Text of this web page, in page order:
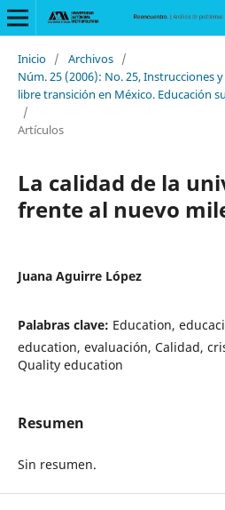
Inicio / Archivos /
Núm. 25 (2006): No. 25, Instrucciones
libre transición en México. Educación
/
Artículos
La calidad de la
frente al nuevo
Juana Aguirre López
Palabras clave: Education,
education, evaluación, Calidad,
Quality education
Resumen
Sin resumen.